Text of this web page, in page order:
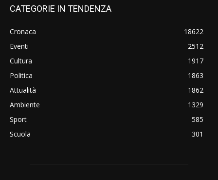
CATEGORIE IN TENDENZA
Cronaca
18622
Eventi
2512
Cultura
1917
Politica
1863
Attualità
1862
Ambiente
1329
Sport
585
Scuola
301